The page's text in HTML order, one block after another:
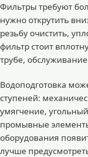
Фильтры требуют
нужно открутить
резьбу очистить,
фильтр стоит
трубе,
Водоподготовка
ступеней:
умягчение,
промывные
оборудования
лучше